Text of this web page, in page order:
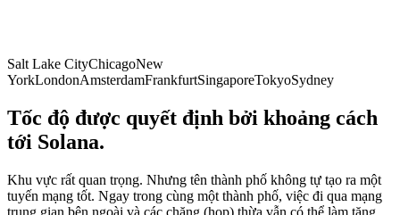
Salt Lake CityChicagoNew
YorkLondonAmsterdamFrankfurtSingaporeTokyoSydney
Tốc độ được quyết định bởi khoảng cách
tới Solana.
Khu vực rất quan trọng. Nhưng tên thành phố không tự tạo ra một
tuyến mạng tốt. Ngay trong cùng một thành phố, việc đi qua mạng